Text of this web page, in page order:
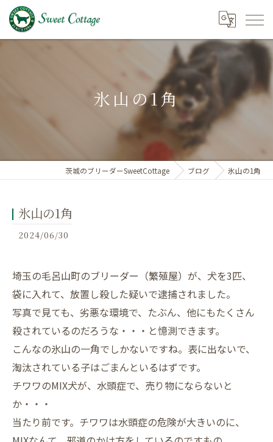
氷山の1角
茨城のブリーダーSweetCottage ブログ 氷山の1角
氷山の1角
2024/06/30
埼玉の毛呂山町のブリーダー（繁殖屋）が、犬を3匹、
袋に入れて、放置し殺した疑いで逮捕されました。
写真で見ても、劣悪な環境で、たぶん、他にもたくさん
殺されているのだろうな・・・と憶測できます。
こんなの氷山の一角でしかないですね。表に出ないで、
淘汰されている子はごまんといるはずです。
チワワのMIX犬が、水頭症で、売り物にならないと
か・・・
当たり前です。チワワは水頭症の危険が大きいのに、